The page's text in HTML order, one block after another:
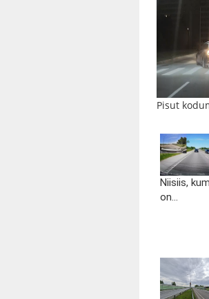
Pisut
Niisiis,
on...